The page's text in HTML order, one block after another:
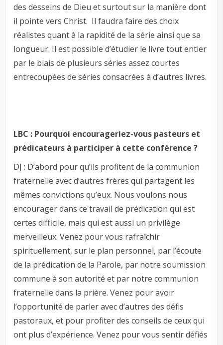
des desseins de Dieu et surtout sur la manière dont
il pointe vers Christ. Il faudra faire des choix
réalistes quant à la rapidité de la série ainsi que sa
longueur. Il est possible d’étudier le livre tout entier
par le biais de plusieurs séries assez courtes
entrecoupées de séries consacrées à d’autres livres.
LBC : Pourquoi encourageriez-vous pasteurs et
prédicateurs à participer à cette conférence ?
DJ : D’abord pour qu’ils profitent de la communion
fraternelle avec d’autres frères qui partagent les
mêmes convictions qu’eux. Nous voulons nous
encourager dans ce travail de prédication qui est
certes difficile, mais qui est aussi un privilège
merveilleux. Venez pour vous rafraîchir
spirituellement, sur le plan personnel, par l’écoute
de la prédication de la Parole, par notre soumission
commune à son autorité et par notre communion
fraternelle dans la prière. Venez pour avoir
l’opportunité de parler avec d’autres des défis
pastoraux, et pour profiter des conseils de ceux qui
ont plus d’expérience. Venez pour vous sentir défiés